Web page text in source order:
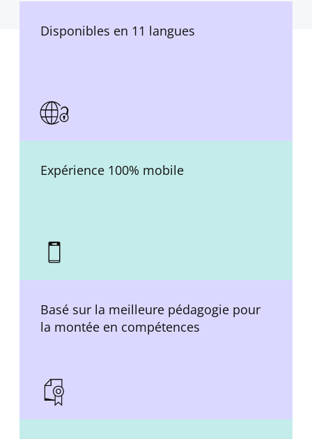
Disponibles en 11 langues
Expérience 100% mobile
Basé sur la meilleure pédagogie pour
la montée en compétences